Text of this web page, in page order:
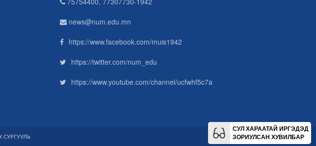
news@num.edu.mn
https://www.facebook.com/muis1942
https://twitter.com/num_edu
https://www.youtube.com/channel/ucfwhf5c7a
СУЛ ХАРААТАЙ ИРГЭДЭД
ЗОРИУЛСАН ХУВИЛБАР